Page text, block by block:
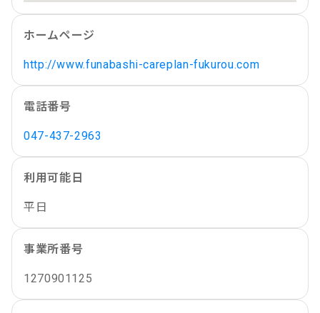
ホームページ
http://www.funabashi-careplan-fukurou.com
電話番号
047-437-2963
利用可能日
平日
事業所番号
1270901125